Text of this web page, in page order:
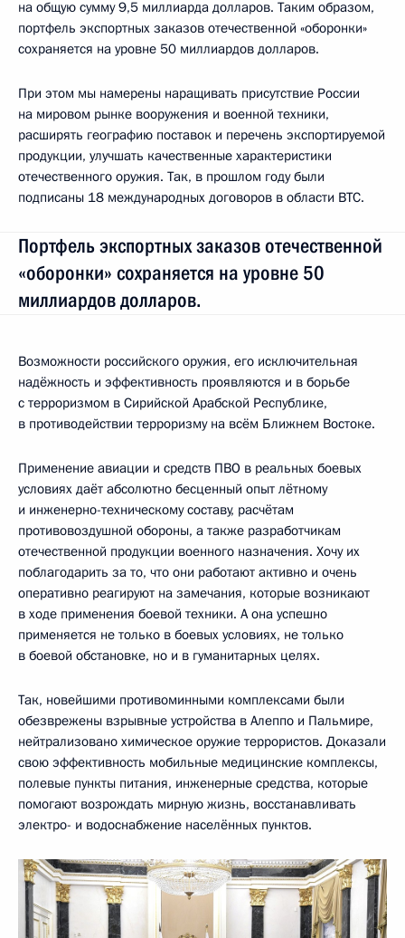
на общую сумму 9,5 миллиарда долларов. Таким образом,
портфель экспортных заказов отечественной «оборонки»
сохраняется на уровне 50 миллиардов долларов.
При этом мы намерены наращивать присутствие России
на мировом рынке вооружения и военной техники,
расширять географию поставок и перечень экспортируемой
продукции, улучшать качественные характеристики
отечественного оружия. Так, в прошлом году были
подписаны 18 международных договоров в области ВТС.
Портфель экспортных заказов отечественной
«оборонки» сохраняется на уровне 50
миллиардов долларов.
Возможности российского оружия, его исключительная
надёжность и эффективность проявляются и в борьбе
с терроризмом в Сирийской Арабской Республике,
в противодействии терроризму на всём Ближнем Востоке.
Применение авиации и средств ПВО в реальных боевых
условиях даёт абсолютно бесценный опыт лётному
и инженерно-техническому составу, расчётам
противовоздушной обороны, а также разработчикам
отечественной продукции военного назначения. Хочу их
поблагодарить за то, что они работают активно и очень
оперативно реагируют на замечания, которые возникают
в ходе применения боевой техники. А она успешно
применяется не только в боевых условиях, не только
в боевой обстановке, но и в гуманитарных целях.
Так, новейшими противоминными комплексами были
обезврежены взрывные устройства в Алеппо и Пальмире,
нейтрализовано химическое оружие террористов. Доказали
свою эффективность мобильные медицинские комплексы,
полевые пункты питания, инженерные средства, которые
помогают возрождать мирную жизнь, восстанавливать
электро- и водоснабжение населённых пунктов.